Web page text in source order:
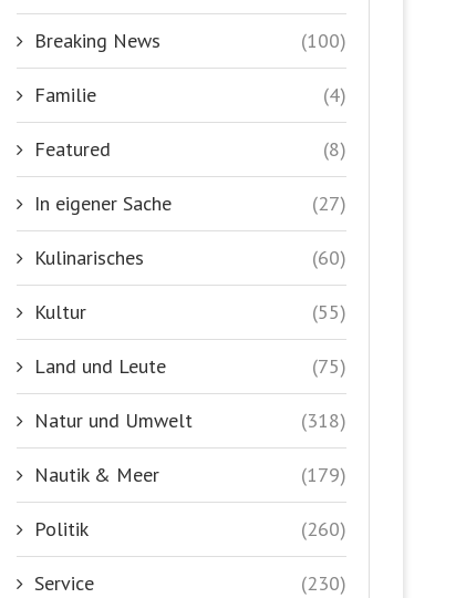
Breaking News (100)
Familie (4)
Featured (8)
In eigener Sache (27)
Kulinarisches (60)
Kultur (55)
Land und Leute (75)
Natur und Umwelt (318)
Nautik & Meer (179)
Politik (260)
Service (230)